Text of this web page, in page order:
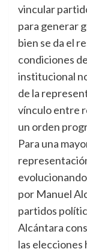
vincular
para generar
bien se da el
condiciones
institucional
de la
vínculo entre
un orden
Para una
por Manuel
partidos
Alcántara
las elecciones